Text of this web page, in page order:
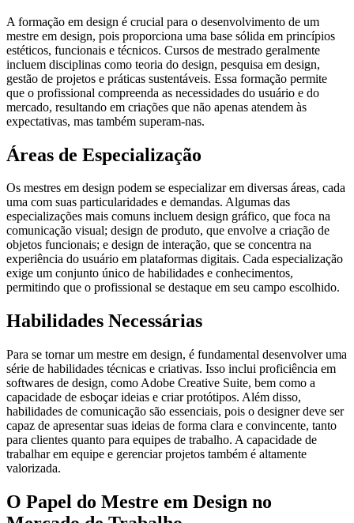
A formação em design é crucial para o desenvolvimento de um
mestre em design, pois proporciona uma base sólida em princípios
estéticos, funcionais e técnicos. Cursos de mestrado geralmente
incluem disciplinas como teoria do design, pesquisa em design,
gestão de projetos e práticas sustentáveis. Essa formação permite
que o profissional compreenda as necessidades do usuário e do
mercado, resultando em criações que não apenas atendem às
expectativas, mas também superam-nas.
Áreas de Especialização
Os mestres em design podem se especializar em diversas áreas, cada
uma com suas particularidades e demandas. Algumas das
especializações mais comuns incluem design gráfico, que foca na
comunicação visual; design de produto, que envolve a criação de
objetos funcionais; e design de interação, que se concentra na
experiência do usuário em plataformas digitais. Cada especialização
exige um conjunto único de habilidades e conhecimentos,
permitindo que o profissional se destaque em seu campo escolhido.
Habilidades Necessárias
Para se tornar um mestre em design, é fundamental desenvolver uma
série de habilidades técnicas e criativas. Isso inclui proficiência em
softwares de design, como Adobe Creative Suite, bem como a
capacidade de esboçar ideias e criar protótipos. Além disso,
habilidades de comunicação são essenciais, pois o designer deve ser
capaz de apresentar suas ideias de forma clara e convincente, tanto
para clientes quanto para equipes de trabalho. A capacidade de
trabalhar em equipe e gerenciar projetos também é altamente
valorizada.
O Papel do Mestre em Design no